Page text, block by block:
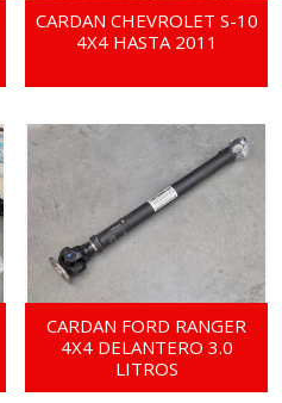
CARDAN CHEVROLET S-10
4X4 HASTA 2011
CARDAN FORD RANGER
4X4 DELANTERO 3.0
LITROS